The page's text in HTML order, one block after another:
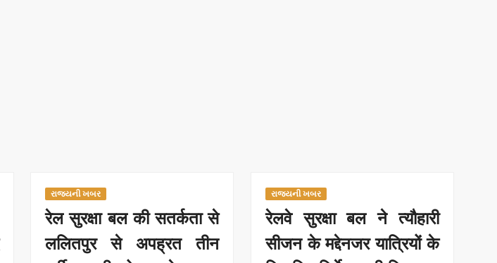
રાજ્યની ખબર
रेल सुरक्षा बल की सतर्कता से
ललितपुर से अपह्रत तीन
રાજ્યની ખબર
रेलवे सुरक्षा बल ने त्यौहारी
सीजन के मद्देनजर यात्रियों के